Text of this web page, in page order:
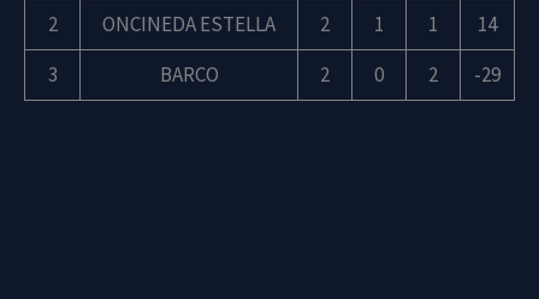
2
ONCINEDA ESTELLA 2 1 1
14
3
BARCO 2 0 2 -29